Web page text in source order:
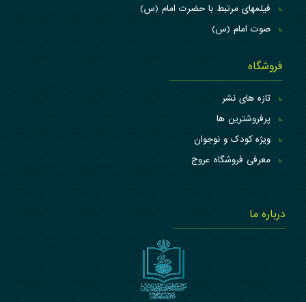
فیلمهای مرتبط با حضرت امام (س)
صوت امام (س)
فروشگاه
تازه های نشر
پرفروشترین ها
ویژه کودک و نوجوان
معرفی فروشگاه عروج
درباره ما